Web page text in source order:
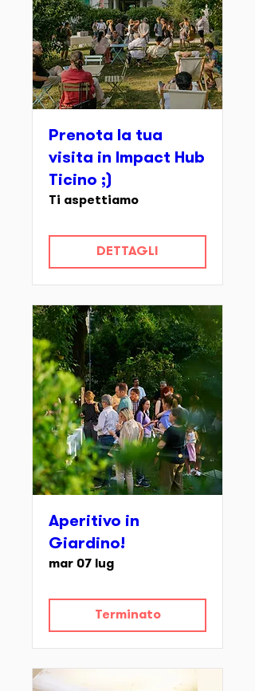
Prenota la tua
visita in Impact Hub
Ticino ;)
Ti aspettiamo
DETTAGLI
Aperitivo in
Giardino!
mar 07 lug
Terminato